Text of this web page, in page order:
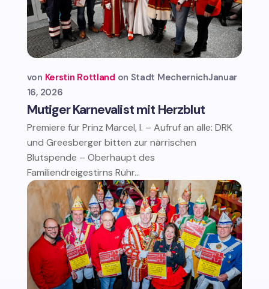
Mutiger Karnevalist mit Herzblut
von Kerstin Rottland Stadt MechernichJanuar
16, 2026
Premiere für Prinz Marcel, I. – Aufruf an alle: DRK
und Greesberger bitten zur närrischen
Blutspende – Oberhaupt des
Familiendreigestirns Rühr...